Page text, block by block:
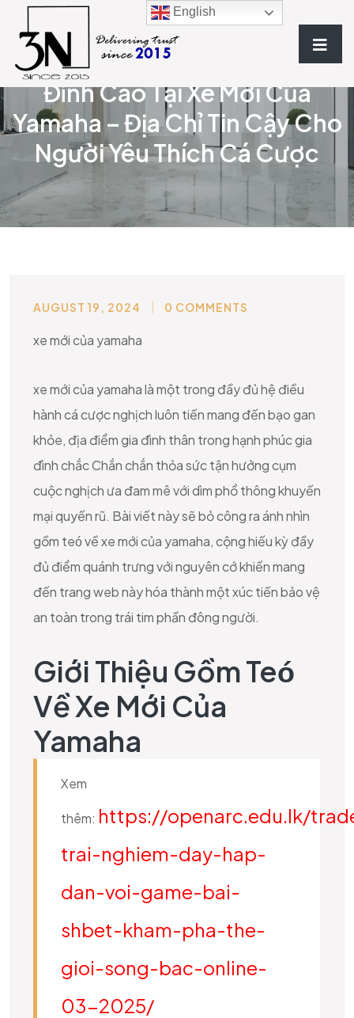
Khám Phá Thế Giới Giải Trí
Đỉnh Cao Tại Xe Mới Của
Yamaha – Địa Chỉ Tin Cậy Cho
Người Yêu Thích Cá Cược
BLOG
AUGUST 19, 2024 0 COMMENTS
xe mới của yamaha
xe mới của yamaha là một trong đầy đủ hệ điều
hành cá cược nghịch luôn tiến mang đến bạo gan
khỏe, địa điểm gia đình thân trong hạnh phúc gia
đình chắc Chắn chắn thỏa sức tận hưởng cụm
cuộc nghịch ưa đam mê với dìm phổ thông khuyến
mại quyến rũ. Bài viết này sẽ bỏ công ra ánh nhìn
gồm teó về xe mới của yamaha, cộng hiếu kỳ đầy
đủ điểm quánh trưng với nguyên cớ khiến mang
đến trang web này hóa thành một xúc tiến bảo vệ
an toàn trong trái tim phần đông người.
Giới Thiệu Gồm Teó
Về Xe Mới Của
Yamaha
Xem
thêm: https://openarc.edu.lk/
trai-nghiem-day-hap-
dan-voi-game-bai-
shbet-kham-pha-the-
gioi-song-bac-online-
03-2025/
English